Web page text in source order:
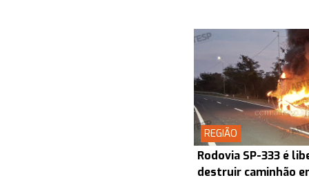
REGIÃO
Rodovia SP-333 é
destruir caminhão